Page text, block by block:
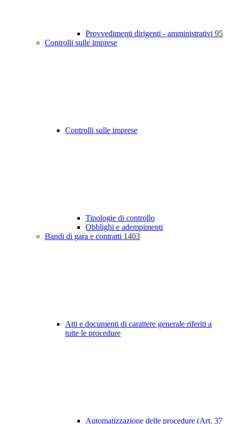
Provvedimenti dirigenti - amministrativi 95
Controlli sulle imprese
Controlli sulle imprese
Tipologie di controllo
Obblighi e adempimenti
Bandi di gara e contratti 1403
Atti e documenti di carattere generale riferiti a
tutte le procedure
Automatizzazione delle procedure (Art. 37